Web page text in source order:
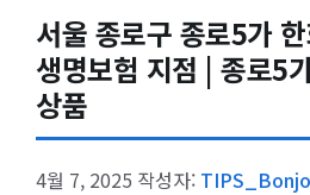
서울 종로구 종로5가
생명보험 지점 | 종로5
상품
4월 7, 2025 작성자: